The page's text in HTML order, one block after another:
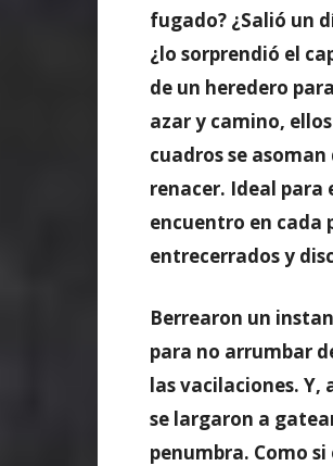
fugado? ¿Salió un
¿lo sorprendió el
de un heredero
azar y camino,
cuadros se
renacer. Ideal para
encuentro en cada
entrecerrados y
Berrearon un
para no arrumbar
las vacilaciones. Y,
se largaron a
penumbra. Como si